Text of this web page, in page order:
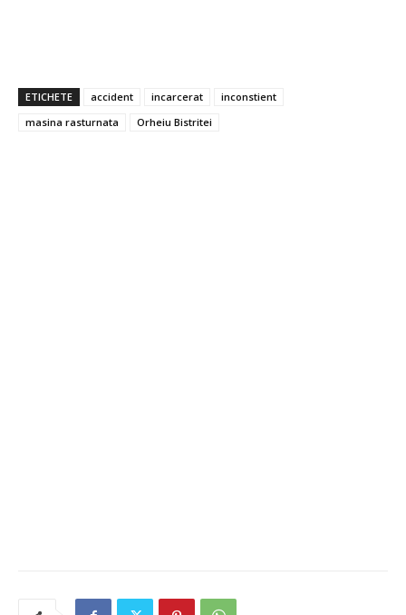
ETICHETE accident incarcerat
inconstient
masina rasturnata
Orheiu Bistritei